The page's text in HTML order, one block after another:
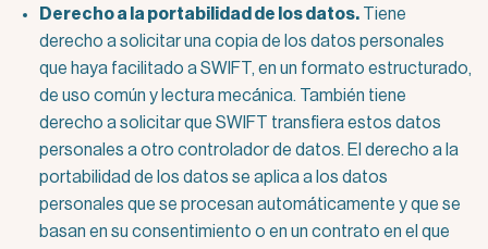
Derecho a la portabilidad de los datos.Tiene
derecho a solicitar una copia de los datos personales
que haya facilitado a SWIFT, en un formato estructurado,
de uso común y lectura mecánica. También tiene
derecho a solicitar que SWIFT transfiera estos datos
personales a otro controlador de datos. El derecho a la
portabilidad de los datos se aplica a los datos
personales que se procesan automáticamente y que se
basan en su consentimiento o en un contrato en el que